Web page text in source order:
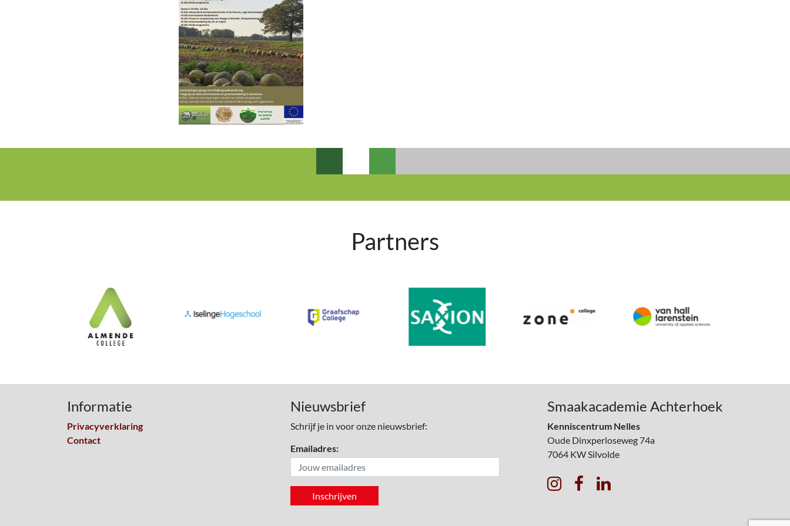
Partners
Informatie
Privacyverklaring
Contact
Nieuwsbrief
Schrijf je in voor onze nieuwsbrief:
Emailadres:
Smaakacademie Achterhoek
Kenniscentrum Nelles
Oude Dinxperloseweg 74a
7064 KWSilvolde
  